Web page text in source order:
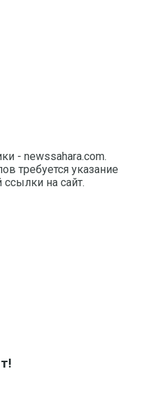
- newssahara.com.
требуется указание
на сайт.